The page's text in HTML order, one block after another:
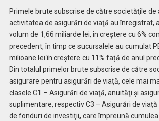
Primele brute subscrise de către societăţile
activitatea de asigurări de viaţă au înregistrat,
volum de 1,66 miliarde lei, în creştere cu 6%
precedent, în timp ce sucursalele au cumulat
milioane lei în creștere cu 11% față de anul
Din totalul primelor brute subscrise de către
asigurare pentru asigurări de viață, cele mai
clasele C1 – Asigurări de viaţă, anuităţi şi
suplimentare, respectiv C3 – Asigurări de
de fonduri de investiţii, care împreună